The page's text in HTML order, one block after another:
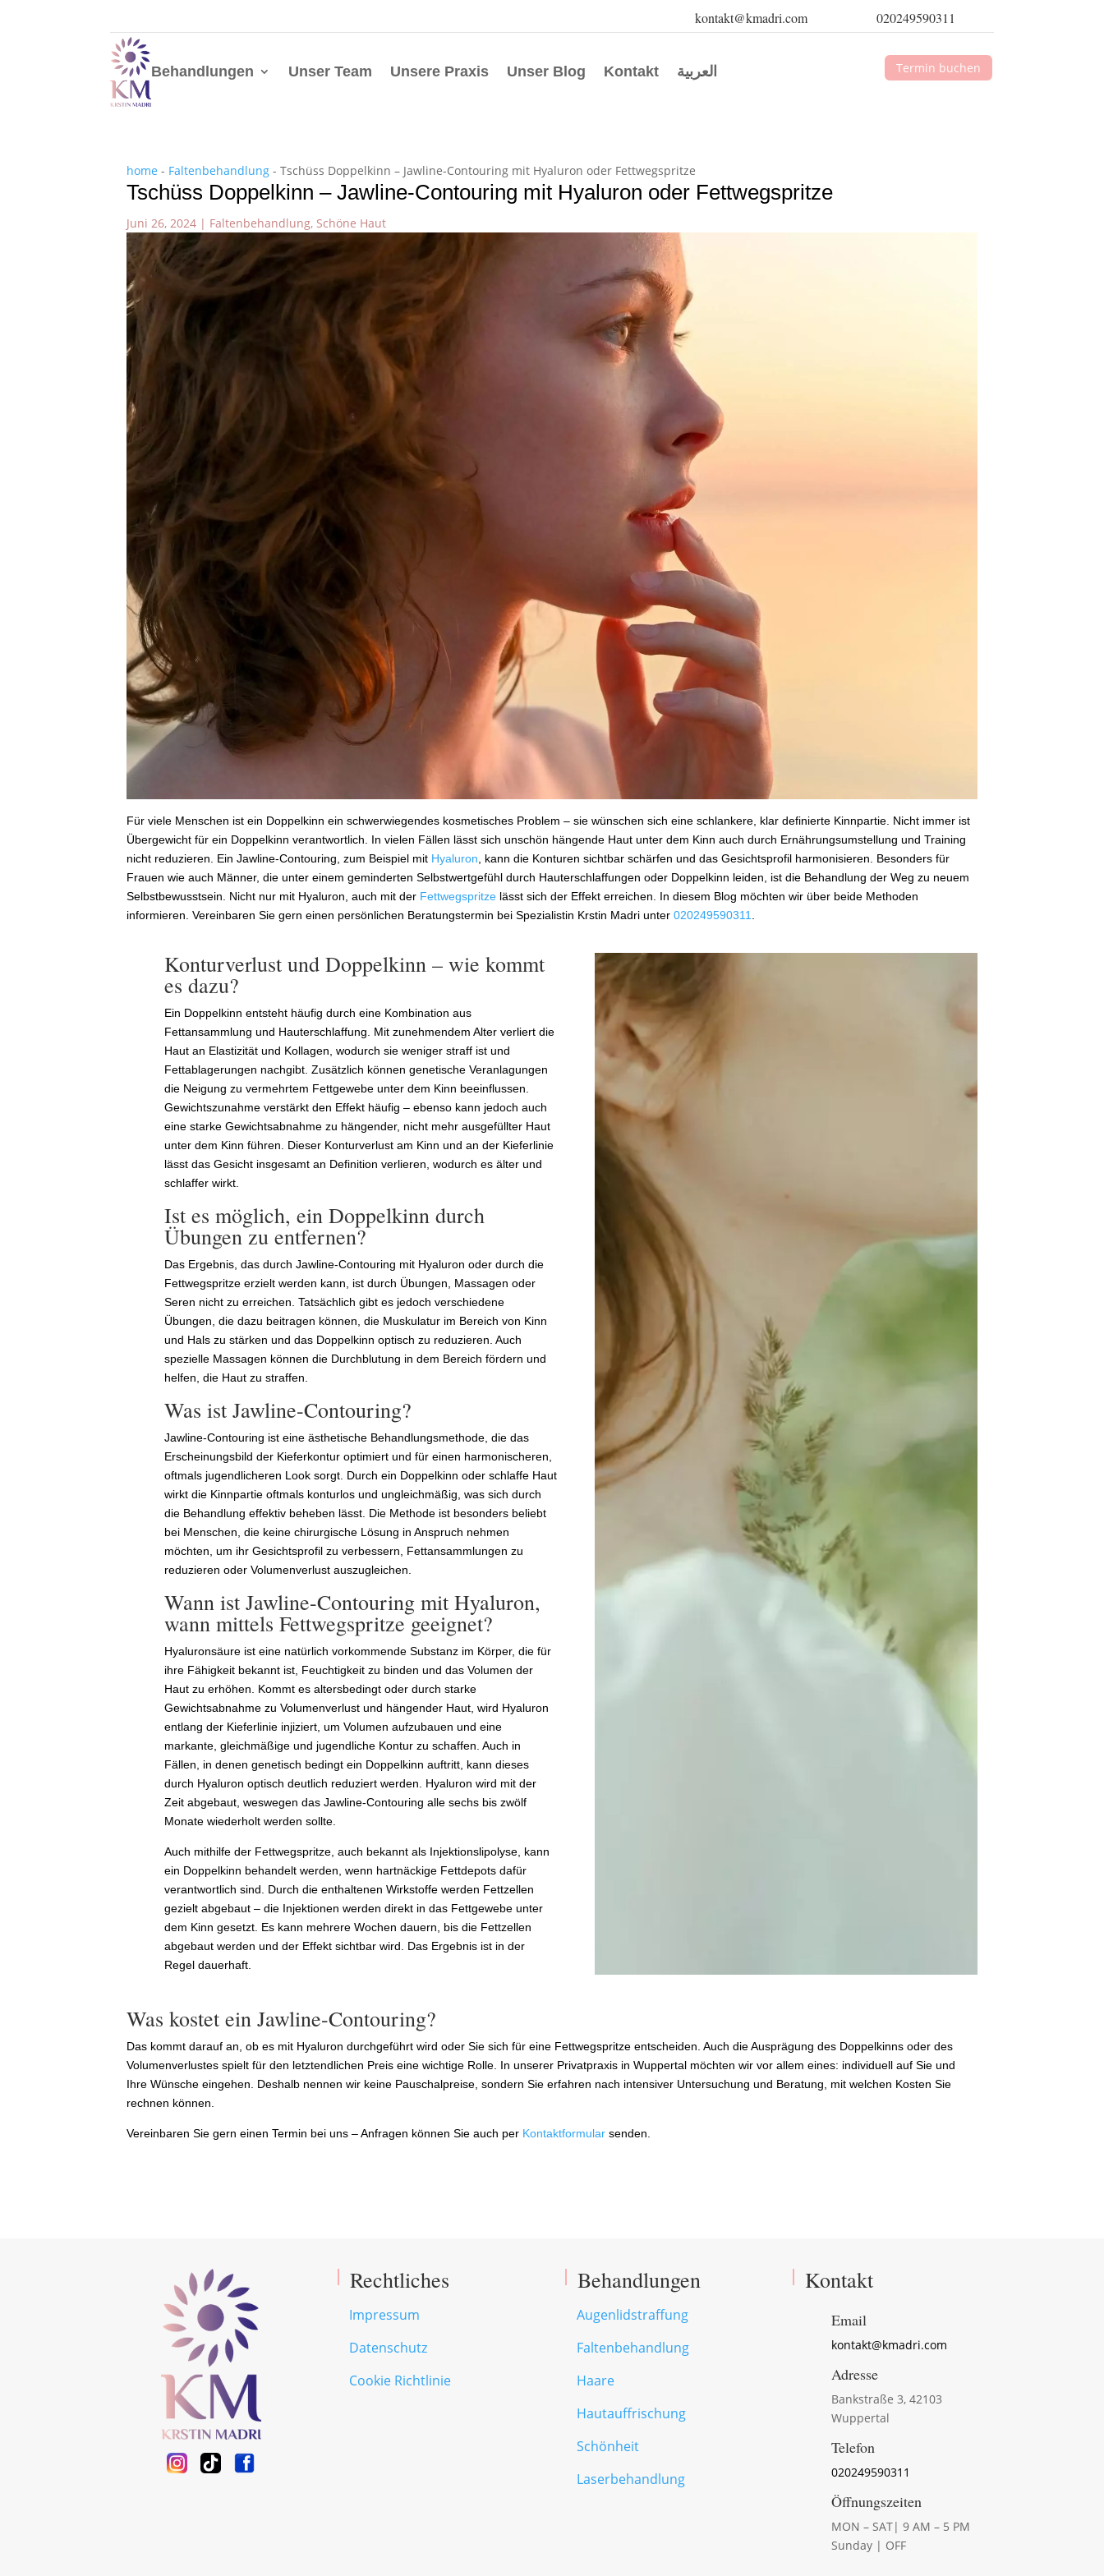
kontakt@kmadri.com 020249590311
Behandlungen Unser Team Unsere Praxis Unser Blog Kontakt العربية Termin buchen
home - Faltenbehandlung -Tschüss Doppelkinn – Jawline-Contouring mit Hyaluron oder Fettwegspritze
Tschüss Doppelkinn – Jawline-Contouring mit Hyaluron oder Fettwegspritze
Juni 26, 2024 | Faltenbehandlung, Schöne Haut
Für viele Menschen ist ein Doppelkinn ein schwerwiegendes kosmetisches Problem – sie wünschen sich eine schlankere, klar definierte Kinnpartie. Nicht immer ist
Übergewicht für ein Doppelkinn verantwortlich. In vielen Fällen lässt sich unschön hängende Haut unter dem Kinn auch durch Ernährungsumstellung und Training
nicht reduzieren. Ein Jawline-Contouring, zum Beispiel mit Hyaluron, kann die Konturen sichtbar schärfen und das Gesichtsprofil harmonisieren. Besonders für
Frauen wie auch Männer, die unter einem geminderten Selbstwertgefühl durch Hauterschlaffungen oder Doppelkinn leiden, ist die Behandlung der Weg zu neuem
Selbstbewusstsein. Nicht nur mit Hyaluron, auch mit der Fettwegspritze lässt sich der Effekt erreichen. In diesem Blog möchten wir über beide Methoden
informieren. Vereinbaren Sie gern einen persönlichen Beratungstermin bei Spezialistin Krstin Madri unter020249590311.
Konturverlust und Doppelkinn – wie kommt
es dazu?
Ein Doppelkinn entsteht häufig durch eine Kombination aus
Fettansammlung und Hauterschlaffung. Mit zunehmendem Alter verliert die
Haut an Elastizität und Kollagen, wodurch sie weniger straff ist und
Fettablagerungen nachgibt. Zusätzlich können genetische Veranlagungen
die Neigung zu vermehrtem Fettgewebe unter dem Kinn beeinflussen.
Gewichtszunahme verstärkt den Effekt häufig – ebenso kann jedoch auch
eine starke Gewichtsabnahme zu hängender, nicht mehr ausgefüllter Haut
unter dem Kinn führen. Dieser Konturverlust am Kinn und an der Kieferlinie
lässt das Gesicht insgesamt an Definition verlieren, wodurch es älter und
schlaffer wirkt.
Ist es möglich, ein Doppelkinn durch
Übungen zu entfernen?
Das Ergebnis, das durch Jawline-Contouring mit Hyaluron oder durch die
Fettwegspritze erzielt werden kann, ist durch Übungen, Massagen oder
Seren nicht zu erreichen. Tatsächlich gibt es jedoch verschiedene
Übungen, die dazu beitragen können, die Muskulatur im Bereich von Kinn
und Hals zu stärken und das Doppelkinn optisch zu reduzieren. Auch
spezielle Massagen können die Durchblutung in dem Bereich fördern und
helfen, die Haut zu straffen.
Was ist Jawline-Contouring?
Jawline-Contouring ist eine ästhetische Behandlungsmethode, die das
Erscheinungsbild der Kieferkontur optimiert und für einen harmonischeren,
oftmals jugendlicheren Look sorgt. Durch ein Doppelkinn oder schlaffe Haut
wirkt die Kinnpartie oftmals konturlos und ungleichmäßig, was sich durch
die Behandlung effektiv beheben lässt. Die Methode ist besonders beliebt
bei Menschen, die keine chirurgische Lösung in Anspruch nehmen
möchten, um ihr Gesichtsprofil zu verbessern, Fettansammlungen zu
reduzieren oder Volumenverlust auszugleichen.
Wann ist Jawline-Contouring mit Hyaluron,
wann mittels Fettwegspritze geeignet?
Hyaluronsäure ist eine natürlich vorkommende Substanz im Körper, die für
ihre Fähigkeit bekannt ist, Feuchtigkeit zu binden und das Volumen der
Haut zu erhöhen. Kommt es altersbedingt oder durch starke
Gewichtsabnahme zu Volumenverlust und hängender Haut, wird Hyaluron
entlang der Kieferlinie injiziert, um Volumen aufzubauen und eine
markante, gleichmäßige und jugendliche Kontur zu schaffen. Auch in
Fällen, in denen genetisch bedingt ein Doppelkinn auftritt, kann dieses
durch Hyaluron optisch deutlich reduziert werden. Hyaluron wird mit der
Zeit abgebaut, weswegen das Jawline-Contouring alle sechs bis zwölf
Monate wiederholt werden sollte.
Auch mithilfe der Fettwegspritze, auch bekannt als Injektionslipolyse, kann
ein Doppelkinn behandelt werden, wenn hartnäckige Fettdepots dafür
verantwortlich sind. Durch die enthaltenen Wirkstoffe werden Fettzellen
gezielt abgebaut – die Injektionen werden direkt in das Fettgewebe unter
dem Kinn gesetzt. Es kann mehrere Wochen dauern, bis die Fettzellen
abgebaut werden und der Effekt sichtbar wird. Das Ergebnis ist in der
Regel dauerhaft.
Was kostet ein Jawline-Contouring?
Das kommt darauf an, ob es mit Hyaluron durchgeführt wird oder Sie sich für eine Fettwegspritze entscheiden. Auch die Ausprägung des Doppelkinns oder des
Volumenverlustes spielt für den letztendlichen Preis eine wichtige Rolle. In unserer Privatpraxis in Wuppertal möchten wir vor allem eines: individuell auf Sie und
Ihre Wünsche eingehen. Deshalb nennen wir keine Pauschalpreise, sondern Sie erfahren nach intensiver Untersuchung und Beratung, mit welchen Kosten Sie
rechnen können.
Vereinbaren Sie gern einen Termin bei uns – Anfragen können Sie auch per Kontaktformular senden.
Rechtliches
Impressum
Datenschutz
Cookie Richtlinie
Behandlungen
Augenlidstraffung
Faltenbehandlung
Haare
Hautauffrischung
Schönheit
Laserbehandlung
Kontakt
Email
kontakt@kmadri.com
Adresse
Bankstraße 3, 42103
Wuppertal
Telefon
020249590311
Öffnungszeiten
MON – SAT| 9 AM – 5 PM
Sunday | OFF